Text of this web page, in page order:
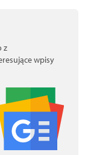
z
wpisy